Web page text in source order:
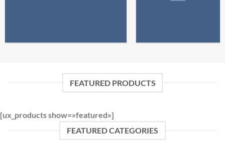
FEATURED PRODUCTS
[ux_products show=»featured»]
FEATURED CATEGORIES